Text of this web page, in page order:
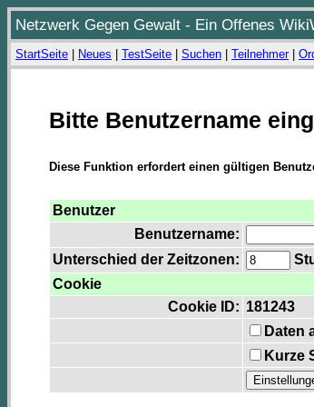
Netzwerk Gegen Gewalt - Ein Offenes
StartSeite Neues TestSeite Suchen Teilnehmer|
Bitte Benutzername
Diese Funktion erfordert einen gültigen
Benutzer
Benutzername:
Unterschied der Zeitzonen:
Cookie
Cookie ID: 181243
Daten
Kurze